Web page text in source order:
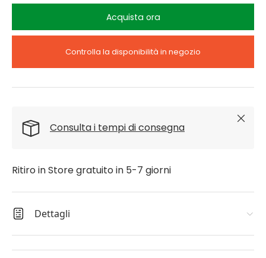
Acquista ora
Controlla la disponibilità in negozio
Consulta i tempi di consegna
Chiudi
Ritiro in Store gratuito in 5-7 giorni
Dettagli